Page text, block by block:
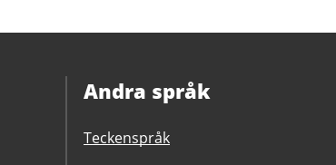
Andra språk
Teckenspråk